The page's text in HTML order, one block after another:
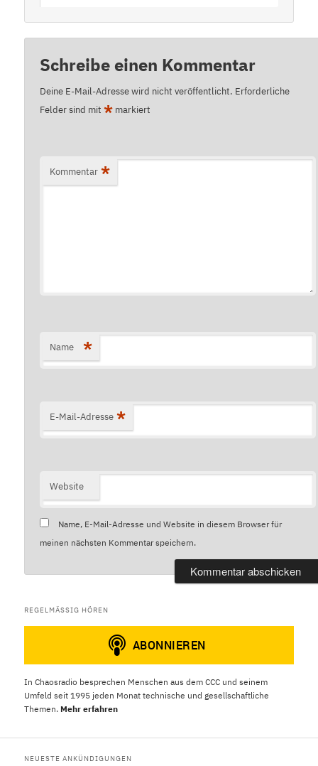
Schreibe einen Kommentar
Deine E-Mail-Adresse wird nicht veröffentlicht. Erforderliche
Felder sind mit* markiert
Kommentar *
Name *
E-Mail-Adresse *
Website
Name, E-Mail-Adresse und Website in diesem Browser für
meinen nächsten Kommentar speichern.
REGELMÄSSIG HÖREN
In Chaosradio besprechen Menschen aus dem CCC und seinem
Umfeld seit 1995 jeden Monat technische und gesellschaftliche
Themen. Mehr erfahren
NEUESTE ANKÜNDIGUNGEN